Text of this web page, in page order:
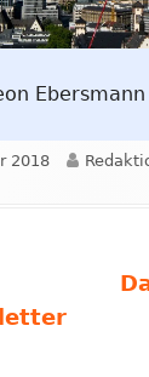
Ebersmann
2018 Autor